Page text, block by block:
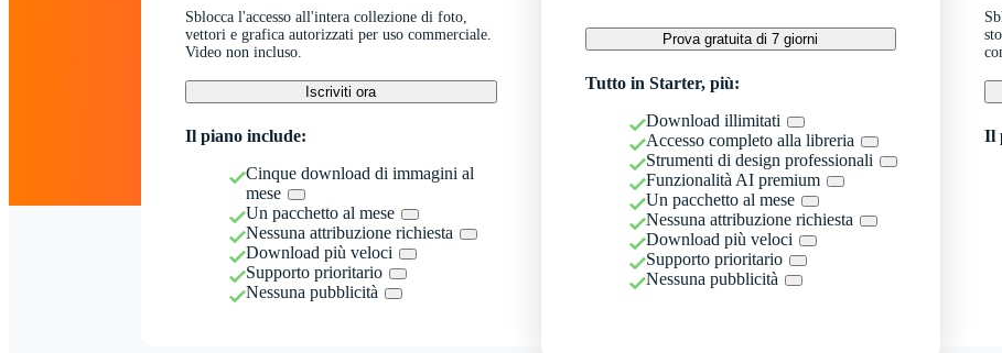
Sblocca l'accesso all'intera collezione di foto,
vettori e grafica autorizzati per uso commerciale.
Video non incluso.
Iscriviti ora
Il piano include:
Cinque download di immagini al
mese
Un pacchetto al mese
Nessuna attribuzione richiesta
Download più veloci
Supporto prioritario
Nessuna pubblicità
Prova gratuita di 7 giorni
Tutto in Starter, più:
Download illimitati
Accesso completo alla libreria
Strumenti di design professionali
Funzionalità AI premium
Un pacchetto al mese
Nessuna attribuzione richiesta
Download più veloci
Supporto prioritario
Nessuna pubblicità
Il